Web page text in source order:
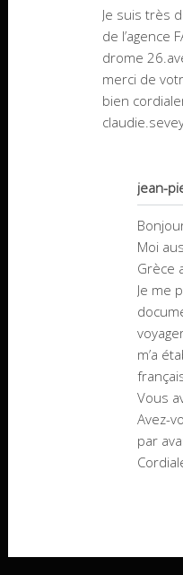
Je suis très
de l’agence
drome
merci de
bien
jean-
Moi
Grèce
Je me
m’a
Vous
Avez-
par